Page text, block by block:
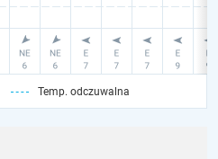
Temp. odczuwalna